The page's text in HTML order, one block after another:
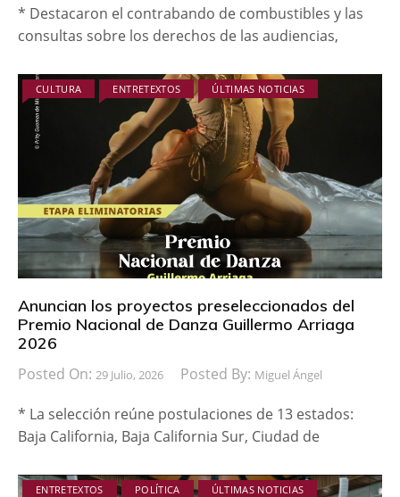
* Destacaron el contrabando de combustibles y las
consultas sobre los derechos de las audiencias,
CULTURA ENTRETEXTOS ÚLTIMAS NOTICIAS
Anuncian los proyectos preseleccionados del
Premio Nacional de Danza Guillermo Arriaga
2026
Posted On: 29 Julio, 2026 Posted By: Miguel Ángel
* La selección reúne postulaciones de 13 estados:
Baja California, Baja California Sur, Ciudad de
ENTRETEXTOS POLÍTICA ÚLTIMAS NOTICIAS